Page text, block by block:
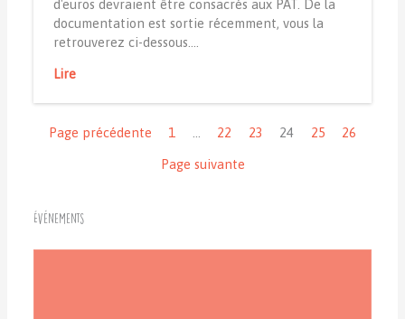
d'euros devraient être consacrés aux PAT. De la
documentation est sortie récemment, vous la
retrouverez ci-dessous.…
Lire
Page précédente
1 22 23 24 25 26
Page suivante
Événements